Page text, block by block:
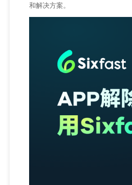
和解决方案。